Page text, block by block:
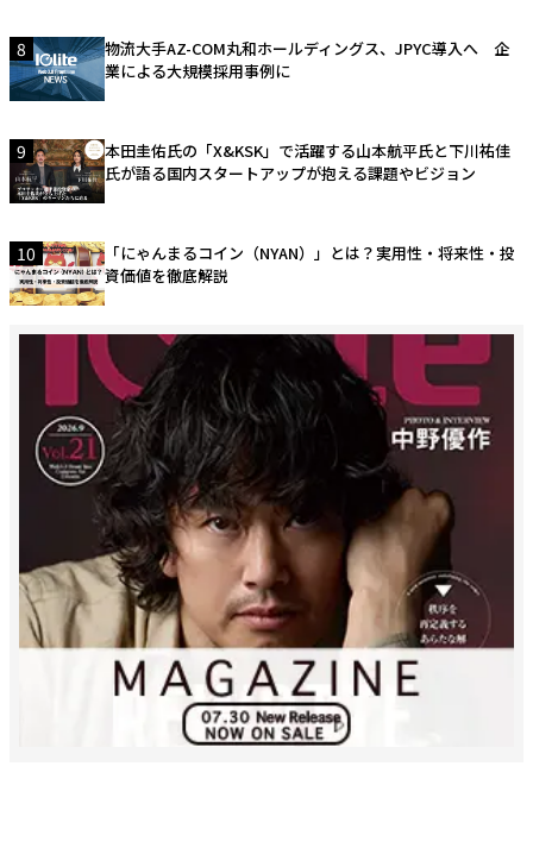
8
物流大手AZ-COM丸和ホールディングス、JPYC導入へ 企
業による大規模採用事例に
9
本田圭佑氏の「X&KSK」で活躍する山本航平氏と下川祐佳
氏が語る国内スタートアップが抱える課題やビジョン
10
「にゃんまるコイン（NYAN）」とは？実用性・将来性・投
資価値を徹底解説